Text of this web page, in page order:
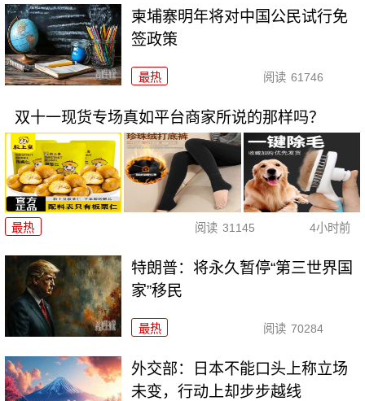
柬埔寨明年将对中国公民试行免
签政策
最热 阅读 61746
双十一现货专场真如平台商家所说的那样吗？
最热 阅读 31145 4小时前
特朗普：将永久暂停“第三世界国
家”移民
最热 阅读 70284
外交部：日本不能口头上称立场
未变，行动上却步步越线